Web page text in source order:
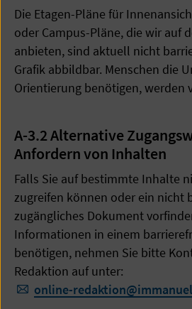
Die Etagen-Pläne für
oder Campus-Pläne, die wir auf
anbieten, sind aktuell nicht
Grafik abbildbar. Menschen die
Orientierung benötigen, werden
A-3.2 Alternative
Anfordern von Inhalten
Falls Sie auf bestimmte Inhalte
zugreifen können oder ein nicht
zugängliches Dokument
Informationen in einem
benötigen, nehmen Sie bitte
Redaktion auf unter:
online-redaktion@